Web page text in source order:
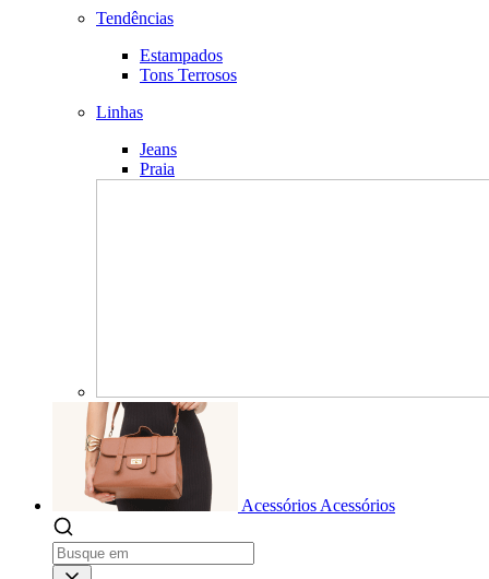
Tendências
Estampados
Tons Terrosos
Linhas
Jeans
Praia
Acessórios Acessórios